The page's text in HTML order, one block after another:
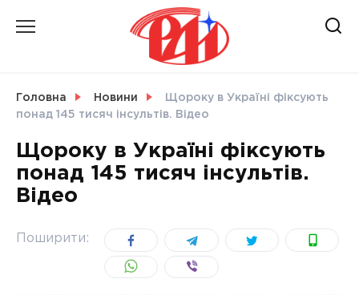
Головна Новини
Щороку в Україні фіксують
понад 145 тисяч інсультів. Відео
Щороку в Україні фіксують
понад 145 тисяч інсультів.
Відео
Поширити: